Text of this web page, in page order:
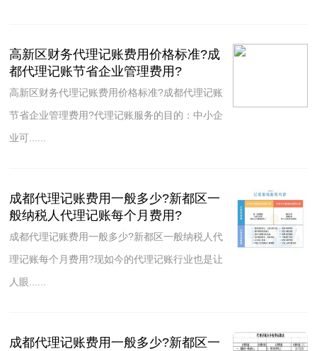
高新区财务代理记账费用价格标准?成
都代理记账节省企业管理费用?
高新区财务代理记账费用价格标准?成都代理记账
节省企业管理费用?代理记账服务的目的：中小企
业可......
成都代理记账费用一般多少?新都区一
般纳税人代理记账每个月费用?
成都代理记账费用一般多少?新都区一般纳税人代
理记账每个月费用?现如今的代理记账行业也是让
人眼......
成都代理记账费用一般多少?新都区一